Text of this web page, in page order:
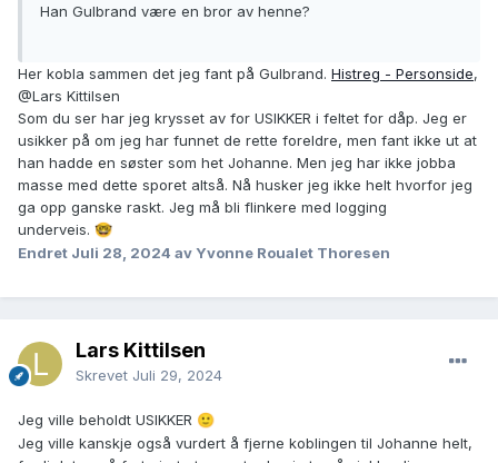
Han Gulbrand være en bror av henne?
Her kobla sammen det jeg fant på Gulbrand. Histreg - Personside,
@Lars Kittilsen
Som du ser har jeg krysset av for USIKKER i feltet for dåp. Jeg er
usikker på om jeg har funnet de rette foreldre, men fant ikke ut at
han hadde en søster som het Johanne. Men jeg har ikke jobba
masse med dette sporet altså. Nå husker jeg ikke helt hvorfor jeg
ga opp ganske raskt. Jeg må bli flinkere med logging
underveis. 🤓
Endret Juli 28, 2024 av Yvonne Roualet Thoresen
Lars Kittilsen
Skrevet Juli 29, 2024
Jeg ville beholdt USIKKER 🙂
Jeg ville kanskje også vurdert å fjerne koblingen til Johanne helt,